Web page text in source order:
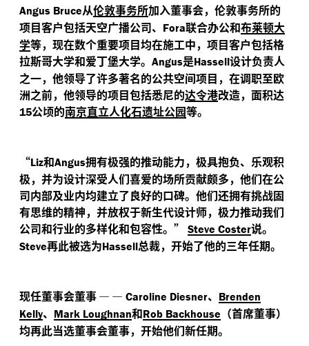
Angus Bruce从伦敦事务所加入董事会，伦敦事务所的
项目客户包括天空广播公司、 Fora联合办公和布莱顿大
学等，现在数个重要项目均在施工中，项目客户包括格
拉斯哥大学和爱丁堡大学。 Angus是Hassell设计负责人
之一，他领导了许多著名的公共空间项目，在调职至欧
洲之前，他领导的项目包括悉尼的达令港改造，面积达
15公顷的南京直立人化石遗址公园等。
“Liz和Angus拥有极强的推动能力，极具抱负、乐观积
极，并为设计深受人们喜爱的场所贡献颇多，他们在公
司内部及业内均建立了良好的口碑。他们还拥有挑战固
有思维的精神，并放权于新生代设计师，极力推动我们
公司和行业的多样化和包容性。”
Steve Coster说。
Steve再此被选为Hassell总裁，开始了他的三年任期。
现任董事会董事— — Caroline Diesner、 Brenden
Kelly、 Mark Loughnan和Rob Backhouse （首席董事）
均再此当选董事会董事，开始他们新任期。